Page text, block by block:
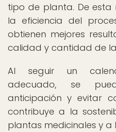
tipo de planta. De esta
la eficiencia del
obtienen mejores
calidad y cantidad de
Al seguir un
adecuado, se
anticipación y evitar
contribuye a la
plantas medicinales y a